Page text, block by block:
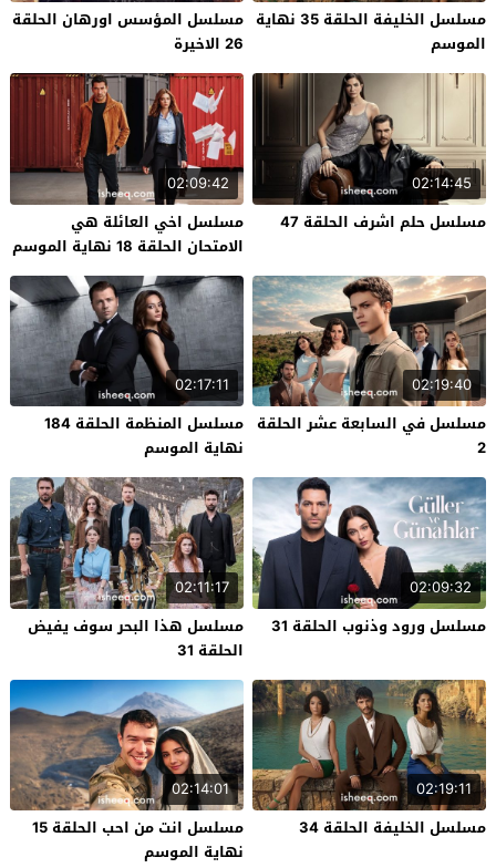
مسلسل الخليفة الحلقة 35 نهاية
الموسم
مسلسل المؤسس اورهان الحلقة
26 الاخيرة
02:14:45
مسلسل حلم اشرف الحلقة 47
02:09:42
مسلسل اخي العائلة هي
الامتحان الحلقة 18 نهاية الموسم
02:19:40
مسلسل في السابعة عشر الحلقة
2
02:17:11
مسلسل المنظمة الحلقة 184
نهاية الموسم
02:09:32
مسلسل ورود وذنوب الحلقة 31
02:11:17
مسلسل هذا البحر سوف يفيض
الحلقة 31
02:19:11
مسلسل الخليفة الحلقة 34
02:14:01
مسلسل انت من احب الحلقة 15
نهاية الموسم